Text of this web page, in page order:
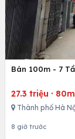
Bán 100m - 7
27.3 triệu · 80m
Thành phố Hà
8 giờ trước